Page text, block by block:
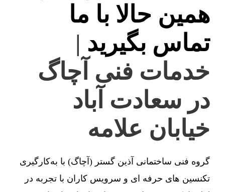
همین حالا با ما
تماس بگیرید |
خدمات فنی آچاگ
در سعادت آباد
خیابان علامه
گروه فنی ساختمانی آذین گستر (آچاگ) با به‌کارگیری
تکنسین های حرفه ای و سرویس کاران با تجربه در